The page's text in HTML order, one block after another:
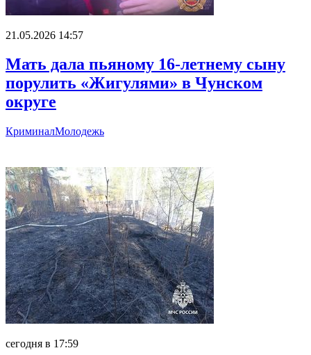
21.05.2026 14:57
Мать дала пьяному 16-летнему сыну
порулить «Жигулями» в Чунском
округе
КриминалМолодежь
сегодня в 17:59